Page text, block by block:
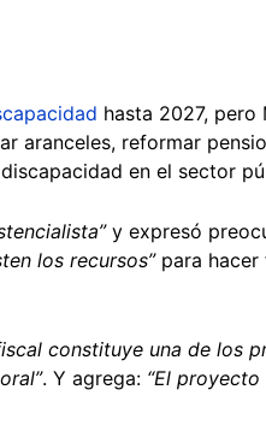
hasta 2027,
aranceles, reformar
en el sector
y expresó
los recursos” para
constituye una de los
. Y agrega: “El